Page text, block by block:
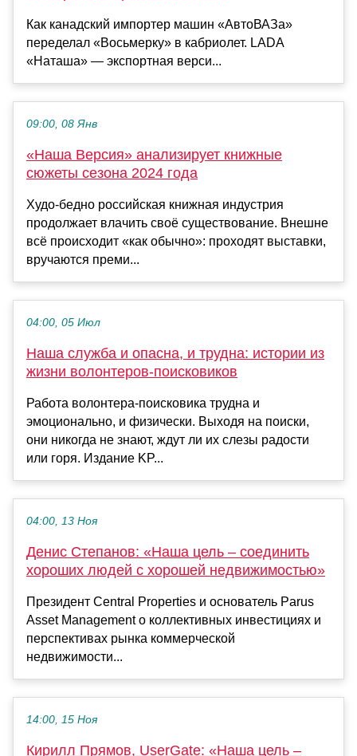
Как канадский импортер машин «АвтоВАЗа»
переделал «Восьмерку» в кабриолет. LADA
«Наташа» — экспортная верси...
09:00, 08 Янв
«Наша Версия» анализирует книжные
сюжеты сезона 2024 года
Худо-бедно российская книжная индустрия
продолжает влачить своё существование. Внешне
всё происходит «как обычно»: проходят выставки,
вручаются преми...
04:00, 05 Июл
Наша служба и опасна, и трудна: истории из
жизни волонтеров-поисковиков
Работа волонтера-поисковика трудна и
эмоционально, и физически. Выходя на поиски,
они никогда не знают, ждут ли их слезы радости
или горя. Издание KP...
04:00, 13 Ноя
Денис Степанов: «Наша цель – соединить
хороших людей с хорошей недвижимостью»
Президент Central Properties и основатель Parus
Asset Management о коллективных инвестициях и
перспективах рынка коммерческой
недвижимости...
14:00, 15 Ноя
Кирилл Прямов, UserGate: «Наша цель –